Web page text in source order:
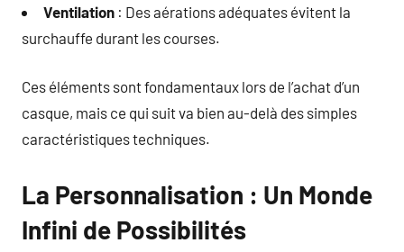
Ventilation : Des aérations adéquates évitent la
surchauffe durant les courses.
Ces éléments sont fondamentaux lors de l’achat d’un
casque, mais ce qui suit va bien au-delà des simples
caractéristiques techniques.
La Personnalisation : Un Monde
Infini de Possibilités